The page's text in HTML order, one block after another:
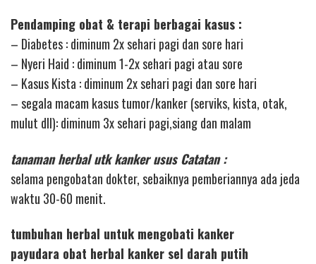
Pendamping obat & terapi berbagai kasus :
– Diabetes : diminum 2x sehari pagi dan sore hari
– Nyeri Haid : diminum 1-2x sehari pagi atau sore
– Kasus Kista : diminum 2x sehari pagi dan sore hari
– segala macam kasus tumor/kanker (serviks, kista, otak,
mulut dll): diminum 3x sehari pagi,siang dan malam
tanaman herbal utk kanker usus Catatan :
selama pengobatan dokter, sebaiknya pemberiannya ada jeda
waktu 30-60 menit.
tumbuhan herbal untuk mengobati kanker
payudara obat herbal kanker sel darah putih